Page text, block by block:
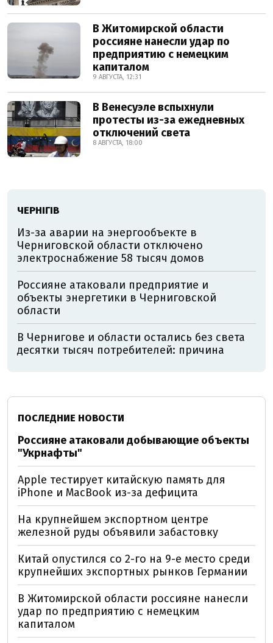
В Житомирской области
россияне нанесли удар по
предприятию с немецким
капиталом
9 АВГУСТА, 12:31
В Венесуэле вспыхнули
протесты из-за ежедневных
отключений света
8 АВГУСТА, 18:00
ЧЕРНІГІВ
Из-за аварии на энергообъекте в
Черниговской области отключено
электроснабжение 58 тысяч домов
Россияне атаковали предприятие и
объекты энергетики в Черниговской
области
В Чернигове и области остались без света
десятки тысяч потребителей: причина
ПОСЛЕДНИЕ НОВОСТИ
Россияне атаковали добывающие объекты
"Укрнафты"
Apple тестирует китайскую память для
iPhone и MacBook из-за дефицита
На крупнейшем экспортном центре
железной руды объявили забастовку
Китай опустился со 2-го на 9-е место среди
крупнейших экспортных рынков Германии
В Житомирской области россияне нанесли
удар по предприятию с немецким
капиталом